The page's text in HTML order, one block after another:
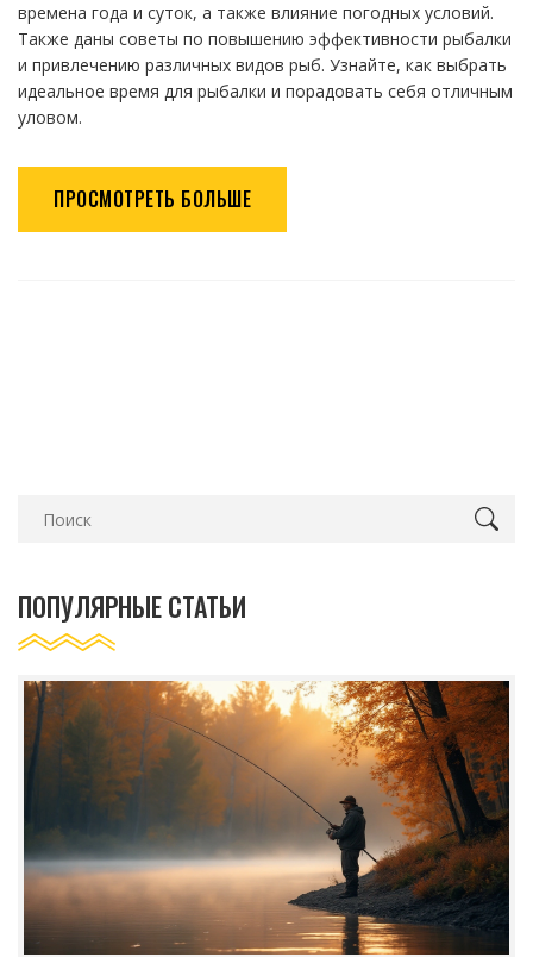
времена года и суток, а также влияние погодных условий.
Также даны советы по повышению эффективности рыбалки
и привлечению различных видов рыб. Узнайте, как выбрать
идеальное время для рыбалки и порадовать себя отличным
уловом.
ПРОСМОТРЕТЬ БОЛЬШЕ
ПОПУЛЯРНЫЕ СТАТЬИ